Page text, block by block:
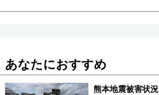
あなたにおすすめ
熊本地震被害状況